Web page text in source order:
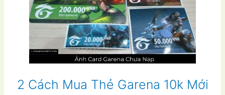
2 Cách Mua Thẻ Garena 10k Mới